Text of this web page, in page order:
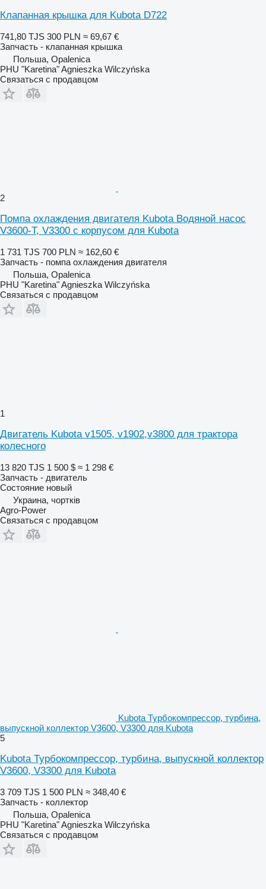
Клапанная крышка для Kubota D722
741,80 TJS 300 PLN ≈ 69,67 €
Запчасть - клапанная крышка
Польша, Opalenica
PHU "Karetina" Agnieszka Wilczyńska
Связаться с продавцом
2
Помпа охлаждения двигателя Kubota Водяной насос
V3600-T, V3300 с корпусом для Kubota
1 731 TJS 700 PLN ≈ 162,60 €
Запчасть - помпа охлаждения двигателя
Польша, Opalenica
PHU "Karetina" Agnieszka Wilczyńska
Связаться с продавцом
1
Двигатель Kubota v1505, v1902,v3800 для трактора
колесного
13 820 TJS 1 500 $ ≈ 1 298 €
Запчасть - двигатель
Состояние новый
Украина, чортків
Agro-Power
Связаться с продавцом
Kubota Турбокомпрессор, турбина,
выпускной коллектор V3600, V3300 для Kubota
5
Kubota Турбокомпрессор, турбина, выпускной коллектор
V3600, V3300 для Kubota
3 709 TJS 1 500 PLN ≈ 348,40 €
Запчасть - коллектор
Польша, Opalenica
PHU "Karetina" Agnieszka Wilczyńska
Связаться с продавцом